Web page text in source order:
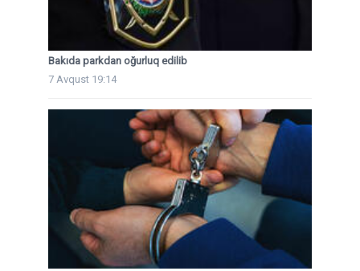
Bakıda parkdan oğurluq edilib
7 Avqust 19:14